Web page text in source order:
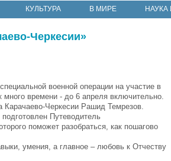
КУЛЬТУРА В МИРЕ
Черкесии»
военной операции на участие в
много времени - до 6 апреля включительно.
Черкесии Рашид Темрезов.
Путеводитель
поможет разобраться, как пошагово
умения, а главное – любовь к Отчеству